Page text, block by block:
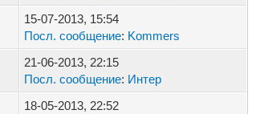
15-07-2013, 15:54
Посл. сообщение: Kommers
21-06-2013, 22:15
Посл. сообщение: Интер
18-05-2013, 22:52